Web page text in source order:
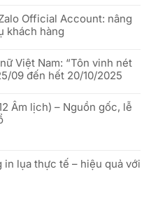
Official Account: nâng
khách hàng
Việt Nam: “Tôn vinh nét
09 đến hết 20/10/2025
Âm lịch) – Nguồn gốc, lễ
in lụa thực tế – hiệu quả với